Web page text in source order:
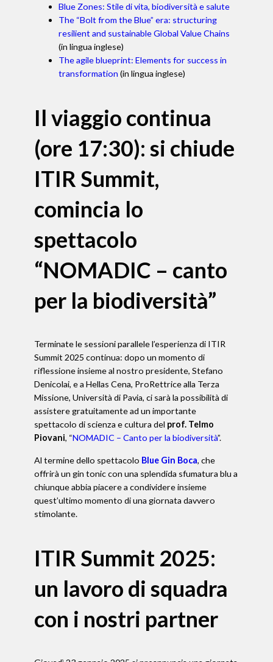
Blue Zones: Stile di vita, biodiversità e salute
The “Bolt from the Blue” era: structuring
resilient and sustainable Global Value Chains
(in lingua inglese)
The agile blueprint: Elements for success in
transformation (in lingua inglese)
Il viaggio continua
(ore 17:30): si chiude
ITIR Summit,
comincia lo
spettacolo
“NOMADIC – canto
per la biodiversità”
Terminate le sessioni parallele l’esperienza di ITIR
Summit 2025 continua: dopo un momento di
riflessione insieme al nostro presidente, Stefano
Denicolai, e a Hellas Cena, ProRettrice alla Terza
Missione, Università di Pavia, ci sarà la possibilità di
assistere gratuitamente ad un importante
spettacolo di scienza e cultura del prof. Telmo
Piovani, “NOMADIC – Canto per la biodiversità”.
Al termine dello spettacolo Blue Gin Boca, che
offrirà un gin tonic con una splendida sfumatura blu a
chiunque abbia piacere a condividere insieme
quest’ultimo momento di una giornata davvero
stimolante.
ITIR Summit 2025:
un lavoro di squadra
con i nostri partner